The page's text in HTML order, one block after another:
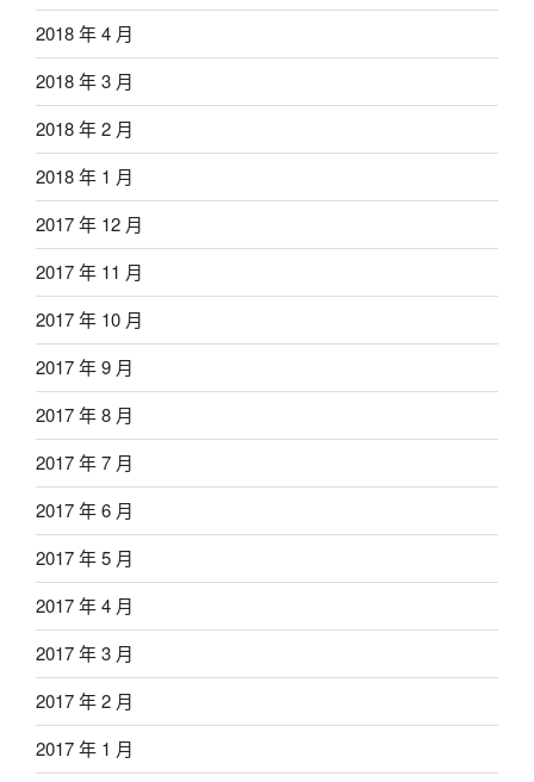
2018 年 4 月
2018 年 3 月
2018 年 2 月
2018 年 1 月
2017 年 12 月
2017 年 11 月
2017 年 10 月
2017 年 9 月
2017 年 8 月
2017 年 7 月
2017 年 6 月
2017 年 5 月
2017 年 4 月
2017 年 3 月
2017 年 2 月
2017 年 1 月